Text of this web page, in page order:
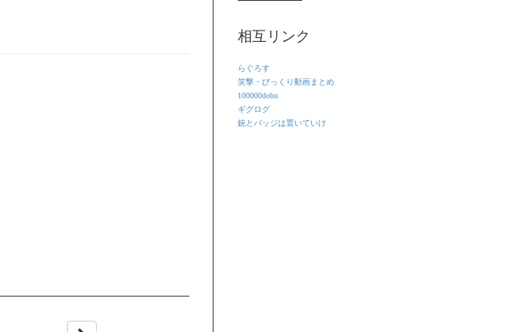
相互リンク
らぐろす
笑撃・びっくり動画まとめ
100000dobu
ギグログ
銃とバッジは置いていけ